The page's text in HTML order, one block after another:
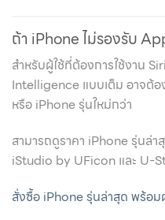
ถ้า iPhone ไม่รองรับ
สำหรับผู้ใช้ที่ต้องการใช้งาน
Intelligence แบบเต็ม อาจต้อ
หรือ iPhone รุ่นใหม่กว่า
สามารถดูราคา iPhone รุ่นล่า
iStudio by UFicon และ U-
สั่งซื้อ iPhone รุ่นล่าสุด พร้อ